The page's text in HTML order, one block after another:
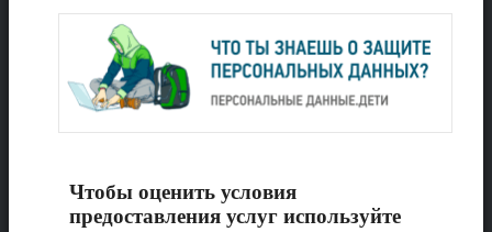
Чтобы оценить условия
предоставления услуг используйте